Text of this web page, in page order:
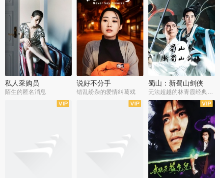
私人采购员
陌生的匿名消息
说好不分手
错乱纷杂的爱情纠葛戏
蜀山：新蜀山剑侠
无法超越的林青霞经典角色